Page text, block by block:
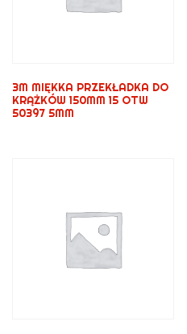
3M MIĘKKA PRZEKŁADKA DO
KRĄŻKÓW 150MM 15 OTW
50397 5MM